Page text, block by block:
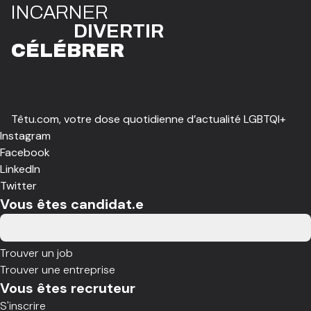
INCARNER
DIVERTIR
CÉLÉBRER
Têtu.com, votre dose quotidienne d’actualité LGBTQI+
Instagram
Facebook
LinkedIn
Twitter
Vous êtes candidat.e
Trouver un job
Trouver une entreprise
Vous êtes recruteur
S'inscrire